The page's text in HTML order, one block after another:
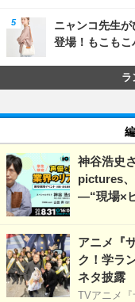
ニャンコ先生
登場！もこも
ラ
神谷浩史
pictures
―“現場×
アニメ『
ク！学ラ
ネタ披露
TVアニメ『